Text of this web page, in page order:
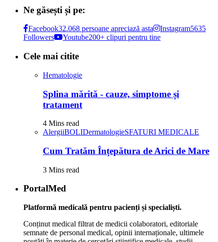
Ne găsești și pe:
Facebook32.068 persoane apreciază asta Instagram5635
Followers
Youtube200+ clipuri pentru tine
Cele mai citite
Hematologie
Splina mărită - cauze, simptome și
tratament
4 Mins read
AlergiiBOLIDermatologieSFATURI MEDICALE
Cum Tratăm Înțepătura de Arici de Mare
3 Mins read
PortalMed
Platformă medicală pentru pacienți și specialiști.
Conținut medical filtrat de medicii colaboratori, editoriale
semnate de personal medical, opinii internaționale, ultimele